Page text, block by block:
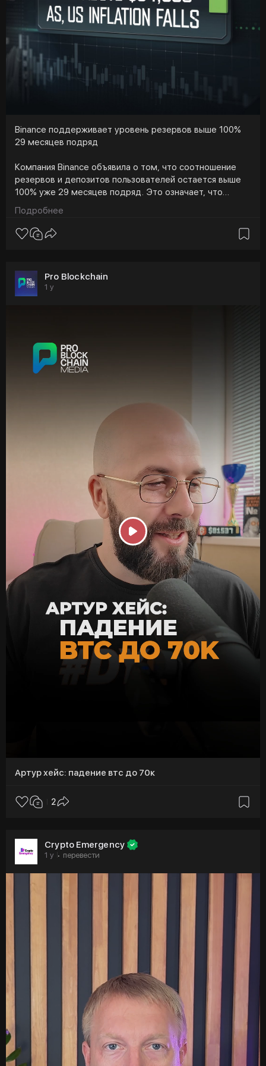
выше линии сопротивления на уровне $0,00000720
USDT может поднять PEPE на новую высоту.
Binance поддерживает уровень резервов выше 100%
29 месяцев подряд
Компания Binance объявила о том, что соотношение
резервов и депозитов пользователей остается выше
100% уже 29 месяцев подряд. Это означает, что
цифровые средства всех клиентов полностью
защищены. Это происходит на фоне недавних слухов о
том, что биржа X продает биткоины. Такое положение
дел вызвало беспокойство среди членов
Согласно резервным отчетам, на Binance находится
безопасности. Коэффициент резервирования
рассчитывается по формуле - баланс клиента,
деленный на общее количество цифровых активов. На
Binance этот коэффициент стабильно превышает 100
начала публиковать отчеты после краха FTX, ее дела
остаются стабильными и прозрачными. Это повышает
доверие инвесторов.
Подробнее
Pro Blockchain
1 y
P
l
a
Артур хейс: падение втс до 70к
2
Crypto Emergency
1 y · перевести